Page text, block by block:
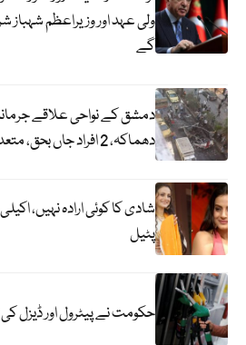
ولی عہد اور وزیراعظم
گے
دمشق کے نواحی علاقے
دھماکہ، 2 افراد جاں بحق، متعدد زخمی
شادی کا کوئی ارادہ نہیں،
پٹیل
حکومت نے پیٹرول اور ڈیزل